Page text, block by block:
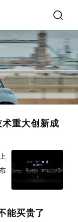
重大创新成
能买贵了